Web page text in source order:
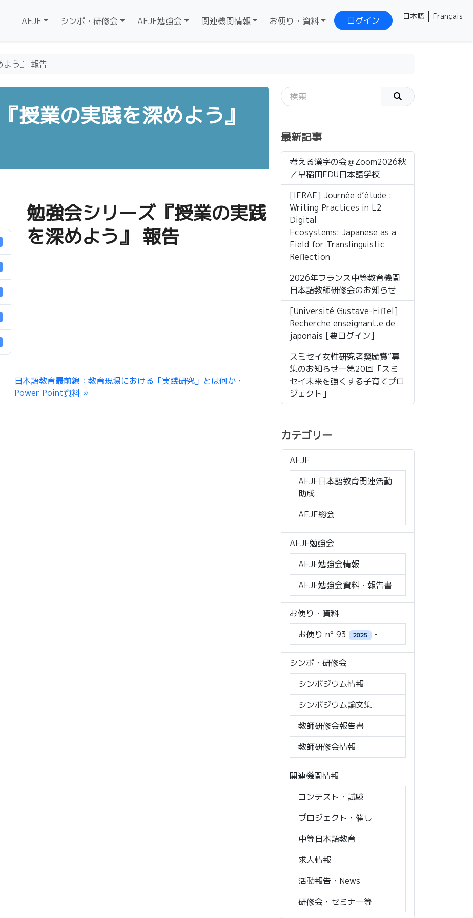
AEJF シンポ・研修会 AEJF勉強会 関連機関情報 お便り・資料 ログイン Français
日本語
よう』 報告
授業の実践を深めよう』
勉強会シリーズ『授業の実践
を深めよう』 報告
日本語教育最前線：教育現場における「実践研究」とは何か・
Power Point資料
最新記事
考える漢字の会＠Zoom2026秋
／早稲田EDU日本語学校
[IFRAE] Journée d’étude :
Writing Practices in L2
Digital
Ecosystems: Japanese as a
Field for Translinguistic
Reflection
2026年フランス中等教育機関
日本語教師研修会のお知らせ
[Université Gustave-Eiffel]
Recherche enseignant.e de
japonais [要ログイン]
スミセイ女性研究者奨励賞”募
集のお知らせー第20回「スミ
セイ未来を強くする子育てプロ
ジェクト」
カテゴリー
AEJF
AEJF日本語教育関連活動
助成
AEJF総会
AEJF勉強会
AEJF勉強会情報
AEJF勉強会資料・報告書
お便り・資料
お便り n° 93
2025 -
シンポ・研修会
シンポジウム情報
シンポジウム論文集
教師研修会報告書
教師研修会情報
関連機関情報
コンテスト・試験
プロジェクト・催し
中等日本語教育
求人情報
活動報告・News
研修会・セミナー等